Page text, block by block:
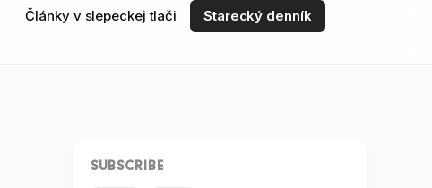
Články v slepeckej tlači
Starecký denník
SUBSCRIBE